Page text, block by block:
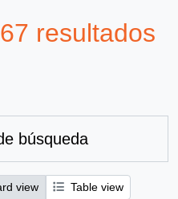
resultados
búsqueda
view Table view